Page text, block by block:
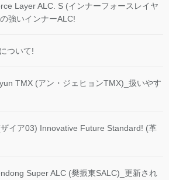
Layer ALC. S (インナーフォースレイヤ
強いインナーALC!
ついて!
TMX (アン・ジェヒョンTMX)_扱いやす
イア03) Innovative Future Standard! (革
Super ALC (樊振東SALC)_更新され